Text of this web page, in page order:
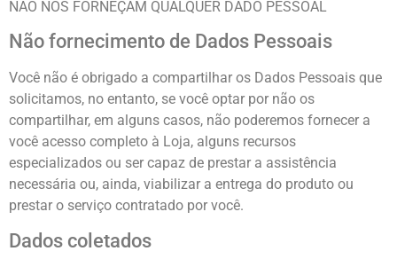
NÃO NOS FORNEÇAM QUALQUER DADO PESSOAL
Não fornecimento de Dados Pessoais
Você não é obrigado a compartilhar os Dados Pessoais que
solicitamos, no entanto, se você optar por não os
compartilhar, em alguns casos, não poderemos fornecer a
você acesso completo à Loja, alguns recursos
especializados ou ser capaz de prestar a assistência
necessária ou, ainda, viabilizar a entrega do produto ou
prestar o serviço contratado por você.
Dados coletados